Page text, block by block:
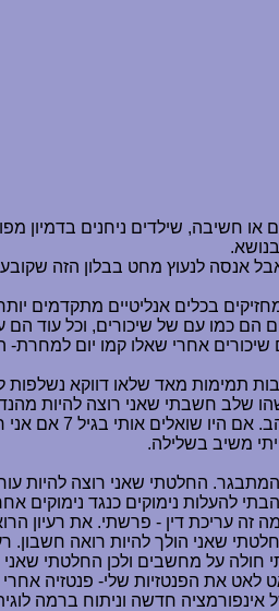
שילדים ניחנים בדמיון
אבל אנסה לנעוץ מחט בבלון הזה
בכלים אנליטיים מתקדמים
הם כמו עם של שיכורים, וכל עוד
אחרי שאלו קמו יום למחרת-
התפתחות כבר
משיב בשלילה.
החלטתי שאני רוצה להיות
להעלות נימוקים כנגד
זה עריכת דין - פרשתי. את רעיון
הולך להיות רואה חשבון.
הזכיר דולרים לצד ההיזכר של המקצוע. בגיל 14 כבר
את הפנטזיות שלי- פנטזיה אחרי
אינפורמציה חדשה וניתוח ברמה